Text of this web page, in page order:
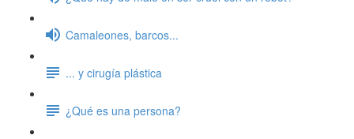
Camaleones, barcos...
... y cirugía plástica
¿Qué es una persona?